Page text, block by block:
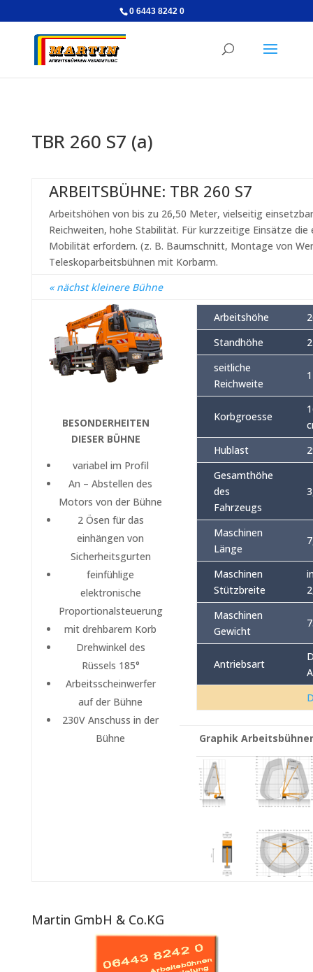
0 6443 8242 0
TBR 260 S7 (a)
ARBEITSBÜHNE: TBR 260 S7
Arbeitshöhen von bis zu 26,50 Meter, vielseitig
Reichweiten, hohe Stabilität. Für kurzzeitige Einsätze die
Mobilität erfordern. (z. B. Baumschnitt, Montage von
Teleskoparbeitsbühnen mit Korbarm.
« nächst kleinere Bühne
BESONDERHEITEN
DIESER BÜHNE
variabel im Profil
An – Abstellen des
Motors von der Bühne
2 Ösen für das
einhängen von
Sicherheitsgurten
feinfühlige
elektronische
Proportionalsteuerung
mit drehbarem Korb
Drehwinkel des
Rüssels 185°
Arbeitsscheinwerfer
auf der Bühne
230V Anschuss in der
Bühne
Arbeitshöhe
Standhöhe
seitliche
Reichweite
Korbgroesse
Hublast
Gesamthöhe
des
Fahrzeugs
Maschinen
Länge
Maschinen
Stützbreite
Maschinen
Gewicht
Antriebsart
Graphik
Martin GmbH & Co.KG